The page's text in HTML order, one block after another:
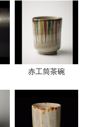
赤工筒茶碗